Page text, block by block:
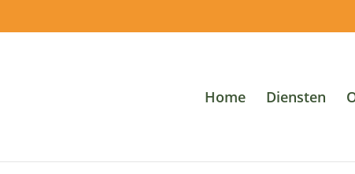
Home Diensten